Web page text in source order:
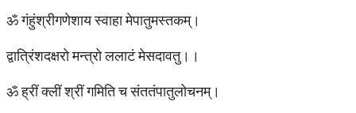
ॐ गंहुंश्रीगणेशाय स्वाहा मेपातुमस्तकम्।
द्वात्रिंशदक्षरो मन्त्रो ललाटं मेसदावतु।।
ॐ ह्रीं क्लीं श्रीं गमिति च संततंपातुलोचनम्।